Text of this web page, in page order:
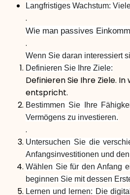
Langfristiges Wachstum:
.
Wie man passives
.
Wenn Sie daran interessiert
Definieren Sie Ihre Ziele:
Definieren Sie Ihre Ziele.
entspricht.
Bestimmen Sie Ihre
Vermögens zu investieren.
.
Untersuchen Sie die
Anfangsinvestitionen und
Wählen Sie für den Anfang
beginnen Sie mit dessen
Lernen und lernen: Die